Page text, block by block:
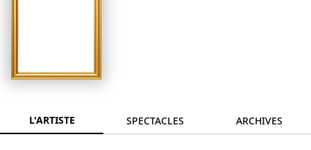
L'ARTISTE SPECTACLES ARCHIVES